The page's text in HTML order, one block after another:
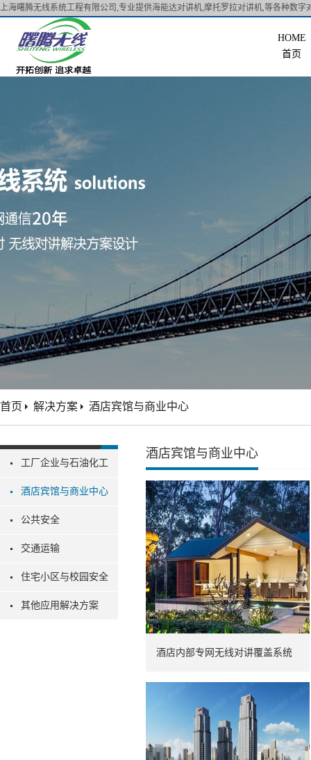
上海曙腾无线系统工程有限公司,专业提供海能达对讲机,摩托罗拉对讲机,等各种数字
首页
工厂企业与石油化工
酒店宾馆与商业中心
公共安全
交通运输
住宅小区与校园安全
其他应用解决方案
首页 解决方案 酒店宾馆与商业中心
酒店宾馆与商业中心
酒店内部专网无线对讲覆盖系统